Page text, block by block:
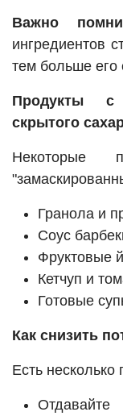
Важно
ингредиентов
тем больше его
Продукты с
скрытого
Некоторые
Гранола и
Соус
Фруктовые
Кетчуп и
Готовые
Как снизить
Есть несколько